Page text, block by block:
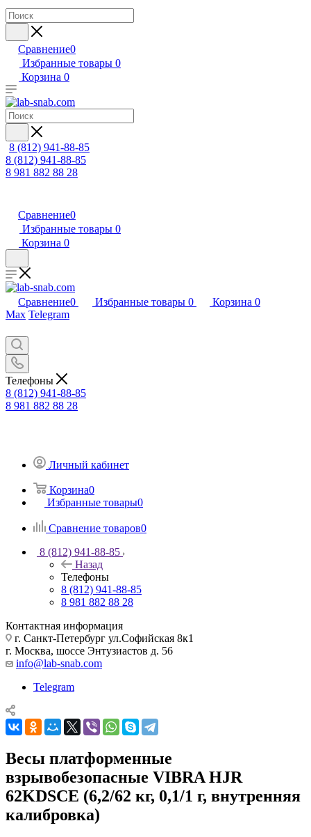
Сравнение0
Избранные товары 0
Корзина 0
8 (812) 941-88-85
8 (812) 941-88-85
8 981 882 88 28
Сравнение0
Избранные товары 0
Корзина 0
Сравнение0 Избранные товары 0 Корзина 0
Max Telegram
Телефоны
8 (812) 941-88-85
8 981 882 88 28
Личный кабинет
Корзина0
Избранные товары0
Сравнение товаров0
8 (812) 941-88-85
Назад
Телефоны
8 (812) 941-88-85
8 981 882 88 28
Контактная информация
г. Санкт-Петербург ул.Софийская 8к1
г. Москва, шоссе Энтузиастов д. 56
info@lab-snab.com
Telegram
Весы платформенные
взрывобезопасные VIBRA HJR
62KDSCE (6,2/62 кг, 0,1/1 г, внутренняя
калибровка)